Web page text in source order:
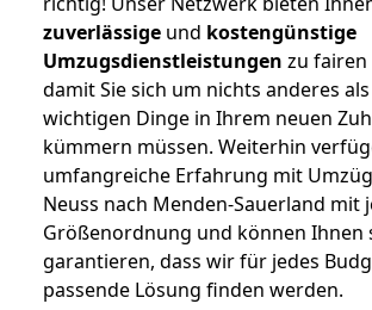
zuverlässige und kostengünstige
Umzugsdienstleistungen zu fairen
damit Sie sich um nichts anderes
wichtigen Dinge in Ihrem neuen
kümmern müssen. Weiterhin
umfangreiche Erfahrung mit
Neuss nach Menden-Sauerland mit
Größenordnung und können Ihnen
garantieren, dass wir für jedes
passende Lösung finden werden.